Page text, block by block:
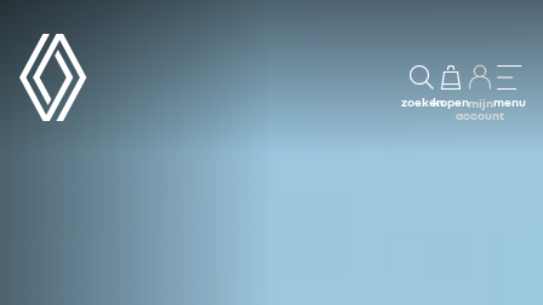
zoekenkopenmijn
account
menu